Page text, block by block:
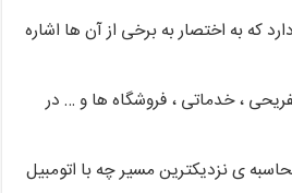
که به اختصار به برخی از آن ها اشاره
، خدماتی ، فروشگاه ها و … در
ی نزدیکترین مسیر چه با اتومبیل